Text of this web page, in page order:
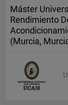
Máster
Rendimiento
(Murcia,